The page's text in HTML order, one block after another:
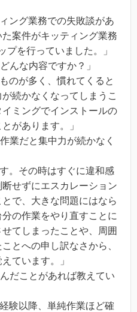
ング業務での失敗談があ
案件がキッティング業務
プを行っていました。」
んな内容ですか？」
のが多く、慣れてくると
続かなくなってしまうこ
ミングでインストールの
があります。」
業だと集中力が続かなく
。その時はすぐに違和感
せずにエスカレーション
で、大きな問題にはなら
の作業をやり直すことに
てしまったことや、周囲
とへの申し訳なさから、
ています。」
だことがあれば教えてい
験以降、単純作業ほど確